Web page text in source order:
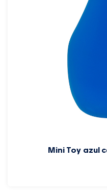
Mini Toy azul